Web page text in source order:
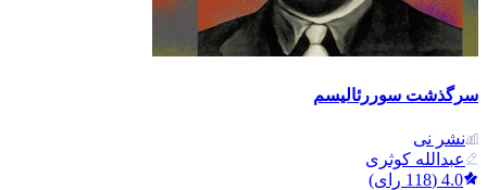
سرگذشت سوررئالیسم
نشر نی
عبدالله کوثری
4.0
(
118 رای)